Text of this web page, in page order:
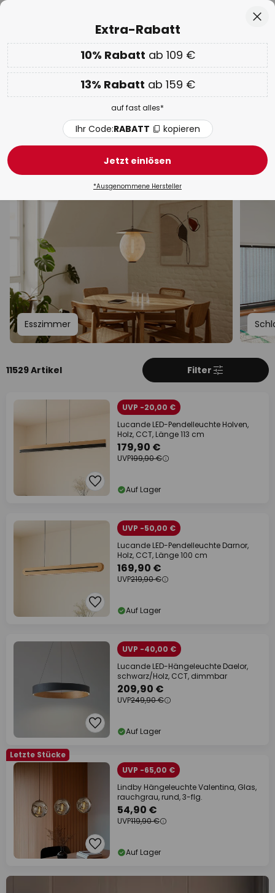
Nur
00D 09H 32M 29S
EXTRA 10% ab 109 € & 13% ab 159 €auf fast alles
Code:RABATT kopieren
WOW Week:Bis zu -70%
Pendelleuchten & Hängelampen
Design Modern Rattan /
Esszimmer
11529 Artikel Filter
UVP -20,00 €
Lucande LED-Pendelleuchte Holven,
Holz, CCT, Länge 113 cm
179,90 €
UVP199,90 €
Auf Lager
UVP -50,00 €
Lucande LED-Pendelleuchte Darnor,
Holz, CCT, Länge 100 cm
169,90 €
UVP219,90 €
Auf Lager
UVP -40,00 €
Lucande LED-Hängeleuchte Daelor,
schwarz/Holz, CCT, dimmbar
209,90 €
UVP249,90 €
Auf Lager
Letzte Stücke
UVP -65,00 €
Lindby Hängeleuchte Valentina, Glas,
rauchgrau, rund, 3-flg.
54,90 €
UVP119,90 €
Auf Lager
Extra-Rabatt
10% Rabatt ab 109 €
13% Rabatt ab 159 €
auf fast alles*
Ihr Code:RABATT kopieren
Jetzt einlösen
*Ausgenommene Hersteller